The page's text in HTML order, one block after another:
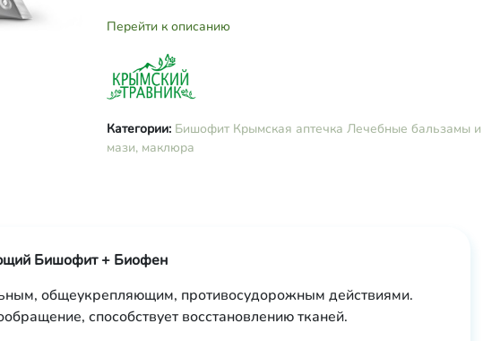
Перейти к описанию
Категории: Бишофит Крымская аптечка Лечебные бальзамы и
мази, маклюра
Бишофит + Биофен
общеукрепляющим, противосудорожным действиями.
способствует восстановлению тканей.